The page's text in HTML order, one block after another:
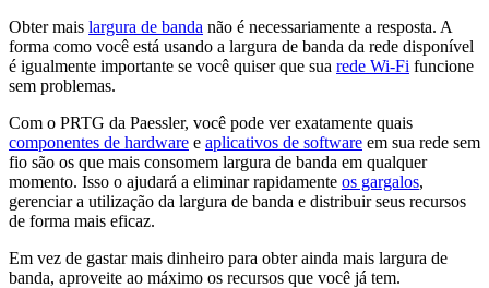
Obter mais largura de banda não é necessariamente a resposta. A
forma como você está usando a largura de banda da rede disponível
é igualmente importante se você quiser que sua rede Wi-Fi funcione
sem problemas.
Com o PRTG da Paessler, você pode ver exatamente quais
componentes de hardware e aplicativos de software em sua rede sem
fio são os que mais consomem largura de banda em qualquer
momento. Isso o ajudará a eliminar rapidamente os gargalos,
gerenciar a utilização da largura de banda e distribuir seus recursos
de forma mais eficaz.
Em vez de gastar mais dinheiro para obter ainda mais largura de
banda, aproveite ao máximo os recursos que você já tem.